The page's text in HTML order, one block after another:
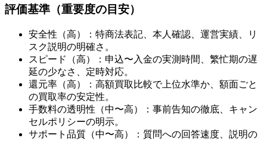
評価基準（重要度の目安）
安全性（高）：特商法表記、本人確認、運営実績、リ
スク説明の明確さ。
スピード（高）：申込〜入金の実測時間、繁忙期の遅
延の少なさ、定時対応。
還元率（高）：高額買取比較で上位水準か、額面ごと
の買取率の安定性。
手数料の透明性（中〜高）：事前告知の徹底、キャン
セルポリシーの明示。
サポート品質（中〜高）：質問への回答速度、説明の